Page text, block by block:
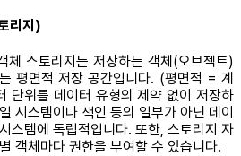
리지)
스토리지는 저장하는 객체(오브젝트)
평면적 저장 공간입니다. (평면적 = 계
단위를 데이터 유형의 제약 없이 저장하
시스템이나 색인 등의 일부가 아닌 데이
스템에 독립적입니다. 또한, 스토리지 자
객체마다 권한을 부여할 수 있습니다.